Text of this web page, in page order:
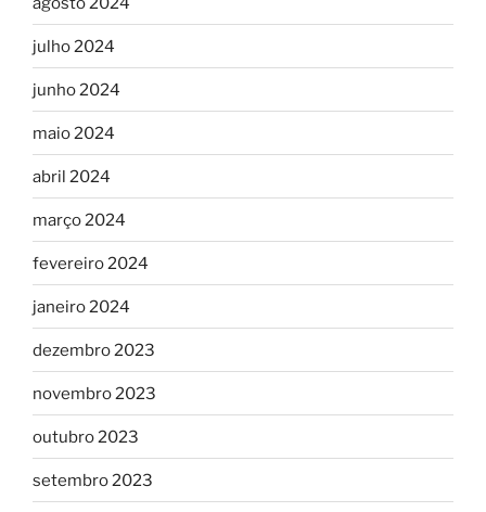
julho 2024
junho 2024
maio 2024
abril 2024
março 2024
fevereiro 2024
janeiro 2024
dezembro 2023
novembro 2023
outubro 2023
setembro 2023